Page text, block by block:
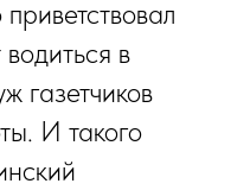
в
газетчиков
И такого